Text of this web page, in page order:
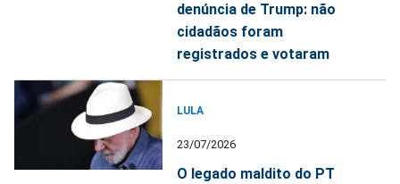
denúncia de Trump: não
cidadãos foram
registrados e votaram
LULA
23/07/2026
O legado maldito do PT